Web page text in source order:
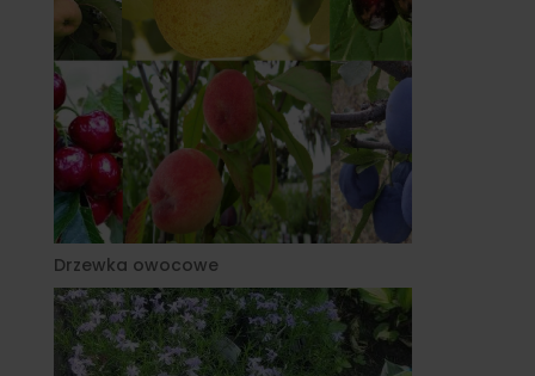
Drzewka owocowe